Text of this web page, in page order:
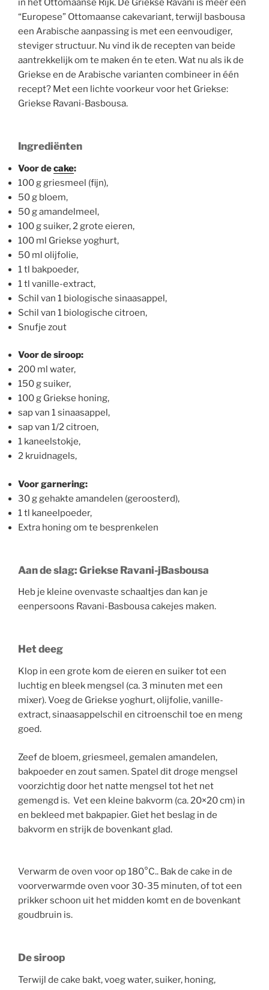
in het Ottomaanse Rijk. De Griekse Ravani is meer een
“Europese” Ottomaanse cakevariant, terwijl basbousa
een Arabische aanpassing is met een eenvoudiger,
steviger structuur. Nu vind ik de recepten van beide
aantrekkelijk om te maken én te eten. Wat nu als ik de
Griekse en de Arabische varianten combineer in één
recept? Met een lichte voorkeur voor het Griekse:
Griekse Ravani-Basbousa.
Ingrediënten
Voor decake:
100 g griesmeel (fijn),
50 g bloem,
50 g amandelmeel,
100 g suiker, 2 grote eieren,
100 ml Griekse yoghurt,
50 ml olijfolie,
1 tl bakpoeder,
1 tl vanille-extract,
Schil van 1 biologische sinaasappel,
Schil van 1 biologische citroen,
Snufje zout
Voor de siroop:
200 ml water,
150 g suiker,
100 g Griekse honing,
sap van 1 sinaasappel,
sap van 1/2 citroen,
1 kaneelstokje,
2 kruidnagels,
Voor garnering:
30 g gehakte amandelen (geroosterd),
1 tl kaneelpoeder,
Extra honing om te besprenkelen
Aan de slag: Griekse Ravani-jBasbousa
Heb je kleine ovenvaste schaaltjes dan kan je
eenpersoons Ravani-Basbousa cakejes maken.
Het deeg
Klop in een grote kom de eieren en suiker tot een
luchtig en bleek mengsel (ca. 3 minuten met een
mixer). Voeg de Griekse yoghurt, olijfolie, vanille-
extract, sinaasappelschil en citroenschil toe en meng
goed.
Zeef de bloem, griesmeel, gemalen amandelen,
bakpoeder en zout samen. Spatel dit droge mengsel
voorzichtig door het natte mengsel tot het net
gemengd is. Vet een kleine bakvorm (ca. 20×20 cm) in
en bekleed met bakpapier. Giet het beslag in de
bakvorm en strijk de bovenkant glad.
Verwarm de oven voor op 180°C.. Bak de cake in de
voorverwarmde oven voor 30-35 minuten, of tot een
prikker schoon uit het midden komt en de bovenkant
goudbruin is.
De siroop
Terwijl de cake bakt, voeg water, suiker, honing,